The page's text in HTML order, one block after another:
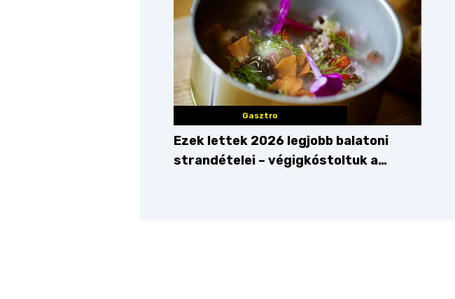
Gasztro
Ezek lettek 2026 legjobb balatoni
strandételei – végigkóstoltuk a